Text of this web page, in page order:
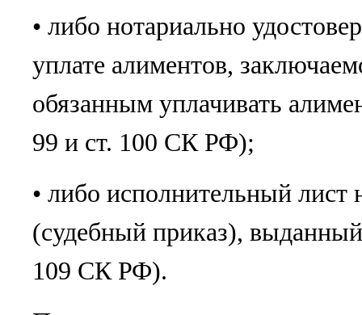
• либо нотариально
уплате алиментов,
обязанным уплачивать
99 и ст. 100 СК РФ);
• либо исполнительный лист
(судебный приказ),
109 СК РФ).